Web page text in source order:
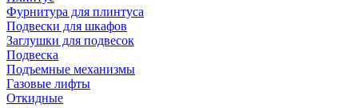
Фурнитура для плинтуса
Подвески для шкафов
Заглушки для подвесок
Подвеска
Подъемные механизмы
Газовые лифты
Откидные